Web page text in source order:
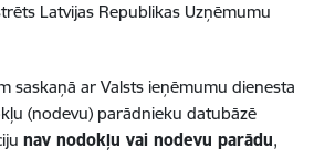
Latvijas Republikas Uzņēmumu
saskaņā ar Valsts ieņēmumu dienesta
(nodevu) parādnieku datubāzē
nav nodokļu vai nodevu parādu,